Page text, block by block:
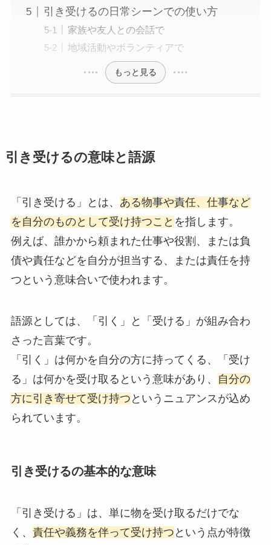
引き受けるの日常シーンでの使い方
家族や友人との会話で
地域活動やボランティアで
もっと見る
引き受けるの意味と語源
「引き受ける」とは、 ある物事や責任、仕事など
を自分のものとして受け持つこと を指します。
例えば、誰かから頼まれた仕事や役割、または負
債や責任などを自分が担当する、または責任を持
つという意味合いで使われます。
語源としては、「引く」と「受ける」が組み合わ
さった言葉です。
「引く」は何かを自分の方に持ってくる、「受け
る」は何かを受け取るという意味があり、
自分の
方に引き寄せて受け持つ というニュアンスが込め
られています。
引き受けるの基本的な意味
「引き受ける」は、単に物を受け取るだけでな
く、 責任や義務を伴って受け持つ という点が特徴